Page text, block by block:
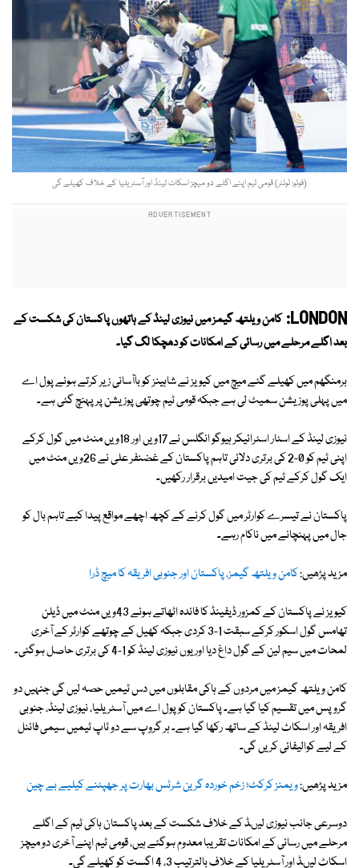
(فوٹو: ٹوئٹر) قومی ٹیم اپنے اگلے دو میچز اسکاٹ لینڈ اور آسٹریلیا کے خلاف کھیلے گی
LONDON: کامن ویلتھ گیمز میں نیوزی لینڈ کے ہاتھوں پاکستان کی شکست کے
بعد اگلے مرحلے میں رسائی کے امکانات کو دھچکا لگ گیا۔
برمنگھم میں کھیلے گئے میچ میں کیویز نے شاہینز کو باآسانی زیر کرتے ہوئے پول اے
میں پہلی پوزیشن سمیٹ لی ہے جبکہ قومی ٹیم چوتھی پوزیشن پر پہنچ گئی ہے۔
نیوزی لینڈ کے اسٹار اسٹرائیکر ہیوگو انگلس نے 17ویں اور 18ویں منٹ میں گول کرکے
اپنی ٹیم کو 0-2 کی برتری دلائی تاہم پاکستان کے غضنفر علی نے 26ویں منٹ میں
ایک گول کرکے ٹیم کی جیت امیدیں برقرار رکھیں۔
پاکستان نے تیسرے کوارٹر میں گول کرنے کے کچھ اچھے مواقع پیدا کیے تاہم بال کو
جال میں پہنچانے میں ناکام رہے۔
مزید پڑھیں:کامن ویلتھ گیمز، پاکستان اور جنوبی افریقہ کا میچ ڈرا
کیویز نے پاکستان کے کمزور ڈیفینڈ کا فائدہ اٹھاتے ہوئے 43ویں منٹ میں ڈیلن
تھامس گول اسکور کرکے سبقت 1-3 کردی جبکہ کھیل کے چوتھے کوارٹر کے آخری
لمحات میں سیم لین کے گول داغ دیا اور یوں نیوزی لینڈ کو 1-4 کی برتری حاصل ہوگئی۔
کامن ویلتھ گیمز میں مردوں کے ہاکی مقابلوں میں دس ٹیمیں حصہ لیں گی جنہیں دو
گروپس میں تقسیم کیا گیا ہے۔ پاکستان کو پول اے میں آسٹریلیا، نیوزی لینڈ، جنوبی
افریقہ اور اسکاٹ لینڈ کے ساتھ رکھا گیا ہے۔ ہر گروپ سے دو ٹاپ ٹیمیں سیمی فائنل
کے لیے کوالیفائی کریں گی۔
مزید پڑھیں:ویمنز کرکٹ؛ زخم خوردہ گرین شرٹس بھارت پر جھپٹنے کیلیے بے چین
دوسرعی جانب نیوزی لیںڈ کے خلاف شکست کے بعد پاکستان ہاکی ٹیم کے اگلے
مرحلے میں رسائی کے امکانات تقریبا معدوم ہوگئے ہیں، قومی ٹیم اپنے آخری دو میچز
اسکاٹ لیںڈ اور آسٹریلیا کے خلاف بالترتیب 3، 4 اگست کو کھیلے گی۔